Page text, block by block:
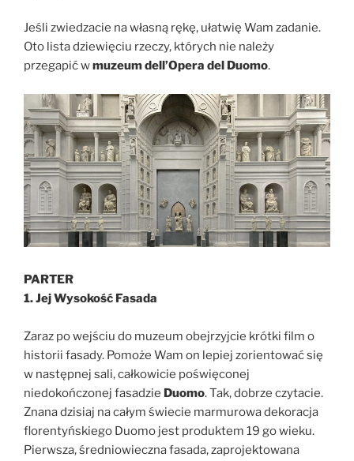
Jeśli zwiedzacie na własną rękę, ułatwię Wam zadanie.
Oto lista dziewięciu rzeczy, których nie należy
przegapić wmuzeum dell’Opera del Duomo.
PARTER
1. Jej Wysokość Fasada
Zaraz po wejściu do muzeum obejrzyjcie krótki film o
historii fasady. Pomoże Wam on lepiej zorientować się
w następnej sali, całkowicie poświęconej
niedokończonej fasadzie Duomo. Tak, dobrze czytacie.
Znana dzisiaj na całym świecie marmurowa dekoracja
florentyńskiego Duomo jest produktem 19 go wieku.
Pierwsza, średniowieczna fasada, zaprojektowana